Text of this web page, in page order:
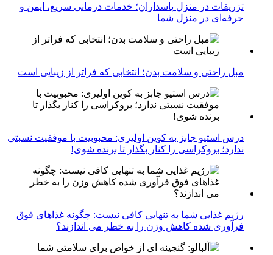
تزریقات در منزل پاسداران؛ خدمات درمانی سریع، ایمن و
حرفه‌ای در منزل شما
مبل راحتی و سلامت بدن؛ انتخابی که فراتر از زیبایی است
درس استیو جابز به کوین اولیری: محبوبیت با موفقیت نسبتی
ندارد؛ بروکراسی را کنار بگذار تا برنده شوی!
رژیم غذایی شما به تنهایی کافی نیست: چگونه غذاهای فوق
فرآوری شده کاهش وزن را به خطر می اندازند؟